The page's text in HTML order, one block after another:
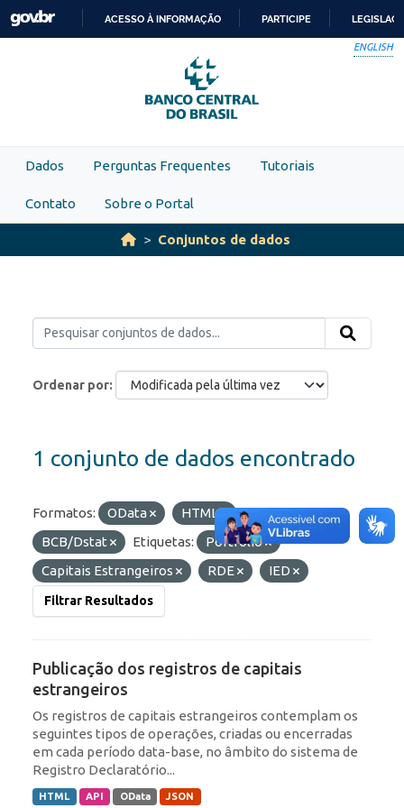
Skip to main content
PARA
O
CONTEÚDO
ACESSO À INFORMAÇÃO PARTICIPE
ENGLISH
Dados Perguntas Frequentes Tutoriais
Contato Sobre o Portal
Conjuntos de dados
Ordenar por
1 conjunto de dados encontrado
Formatos: OData HTML
Organizações:
BCB/Dstat
Etiquetas:
Portfólio
Capitais Estrangeiros
RDE IED
Filtrar Resultados
Publicação dos registros de capitais
estrangeiros
Os registros de capitais estrangeiros contemplam os
seguintes tipos de operações, criadas ou encerradas
em cada período data-base, no âmbito do sistema de
Registro Declaratório...
HTML API OData JSON